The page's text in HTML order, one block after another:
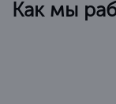
Как мы